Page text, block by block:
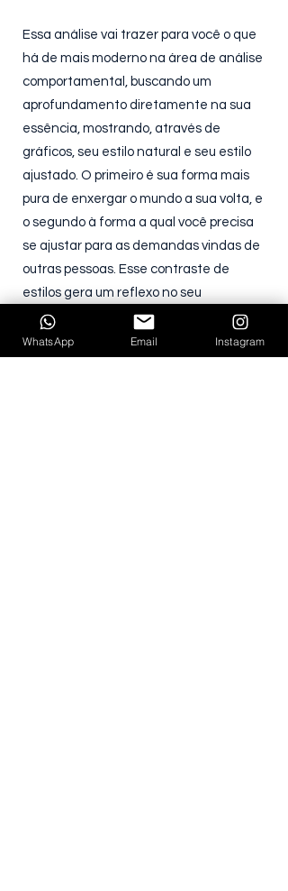
Essa análise vai trazer para você o que
há de mais moderno na área de análise
comportamental, buscando um
aprofundamento diretamente na sua
essência, mostrando, através de
gráficos, seu estilo natural e seu estilo
ajustado. O primeiro é sua forma mais
pura de enxergar o mundo a sua volta, e
o segundo à forma a qual você precisa
se ajustar para as demandas vindas de
outras pessoas. Esse contraste de
estilos gera um reflexo no seu
desempenho interpessoal.
WhatsApp Email Instagram